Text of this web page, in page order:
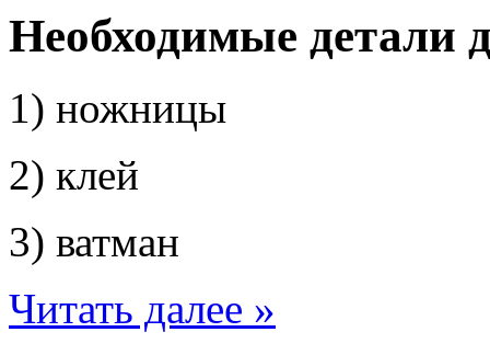
Необходимые детали
1) ножницы
2) клей
3) ватман
Читать далее »